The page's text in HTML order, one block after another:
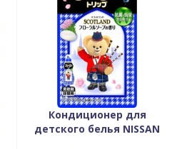
Кондиционер для
детского белья NISSAN